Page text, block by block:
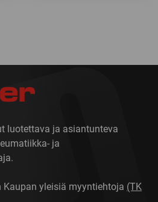
luotettava ja asiantunteva
ja
Kaupan yleisiä myyntiehtoja (TK